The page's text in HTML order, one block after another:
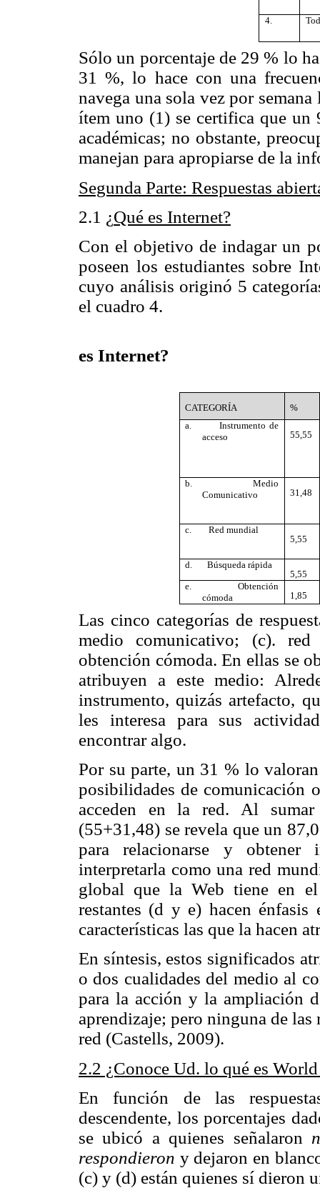
4.
Sólo un porcentaje de 29 % lo
31 %, lo hace con una
navega una sola vez por
ítem uno (1) se certifica que un
académicas; no obstante,
manejan para apropiarse de la
Segunda Parte: Respuestas
2.1 ¿Qué es Internet?
Con el objetivo de indagar un
poseen los estudiantes sobre
cuyo análisis originó 5
el cuadro 4.
es Internet?
CATEGORÍA
%
a.
Instrumento de
acceso
55,55
b.
Medio
Comunicativo
31,48
c.
Red mundial
5,55
d.
Búsqueda rápida
5,55
e.
Obtención
cómoda
1,85
Las cinco categorías de
medio comunicativo; (c).
obtención cómoda. En ellas se
atribuyen a este medio:
instrumento, quizás artefacto,
les interesa para sus
encontrar algo.
Por su parte, un 31 % lo
posibilidades de comunicación
acceden en la red. Al
(55+31,48) se revela que un
para relacionarse y
interpretarla como una red
global que la Web tiene en
restantes (d y e) hacen
características las que la hacen
En síntesis, estos significados
o dos cualidades del medio al
para la acción y la ampliación
aprendizaje; pero ninguna de las
red (Castells, 2009).
2.2 ¿Conoce Ud. lo qué es
En función de las
descendente, los porcentajes
se ubicó a quienes señalaron
respondieron y dejaron en
(c) y (d) están quienes sí dieron